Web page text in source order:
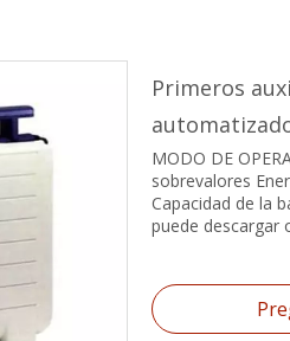
Primeros
MODO DE
sobrevalores
Capacidad de la
puede descargar